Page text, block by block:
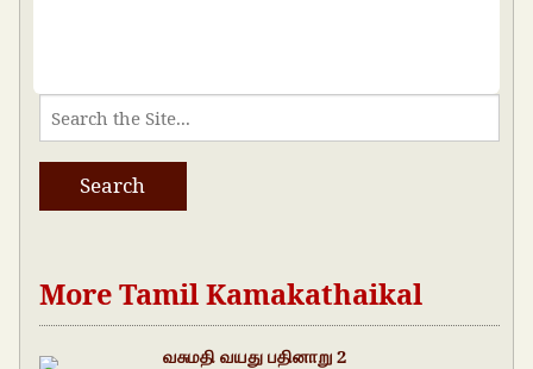
More Tamil Kamakathaikal
வசுமதி வயது பதினாறு 2